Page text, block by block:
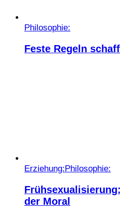
Philosophie:
Feste Regeln
Erziehung:Philosophie:
der Moral